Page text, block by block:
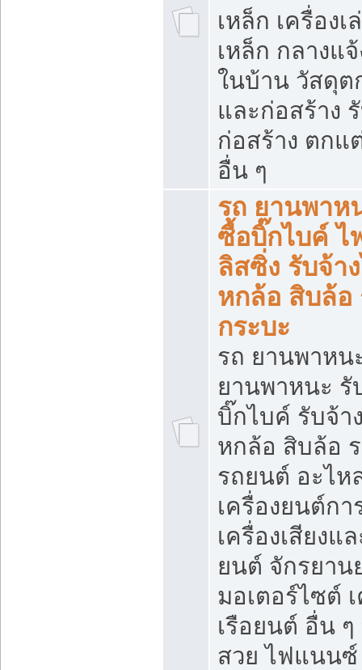
เหล็ก เครื่อง
เหล็ก กลางแ
ในบ้าน วัสดุต
และก่อสร้าง
ก่อสร้าง ตกแ
อื่น ๆ
รถ ยานพาห
ซื้อบิ๊กไบค์
ลิสซิ่ง รับจ้า
หกล้อ สิบล้อ
กระบะ
รถ ยานพาหน
ยานพาหนะ รั
บิ๊กไบค์ รับจ้า
หกล้อ สิบล้อ
รถยนต์ อะไห
เครื่องยนต์กา
เครื่องเสียงแ
ยนต์ จักรยาน
มอเตอร์ไซต์
เรือยนต์ อื่น ๆ
สวย ไฟแนนซ์